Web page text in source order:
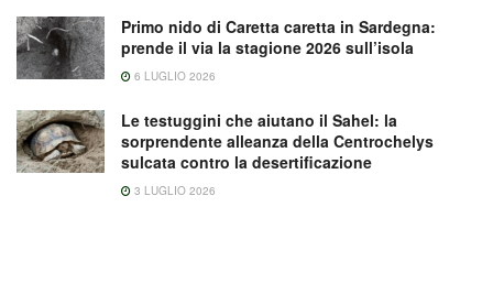
Primo nido di Caretta caretta in Sardegna:
prende il via la stagione 2026 sull’isola
6 LUGLIO 2026
Le testuggini che aiutano il Sahel: la
sorprendente alleanza della Centrochelys
sulcata contro la desertificazione
3 LUGLIO 2026